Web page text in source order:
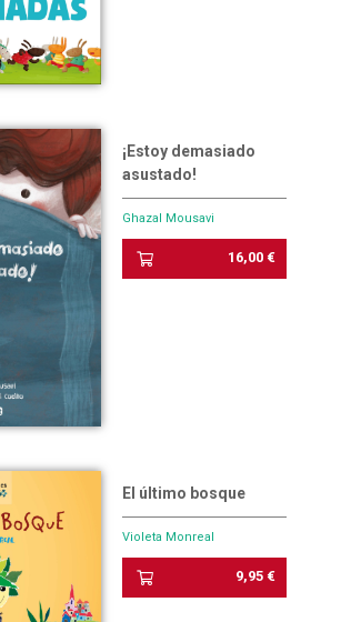
¡Estoy demasiado
asustado!
Ghazal Mousavi
16,00 €
El último bosque
Violeta Monreal
9,95 €